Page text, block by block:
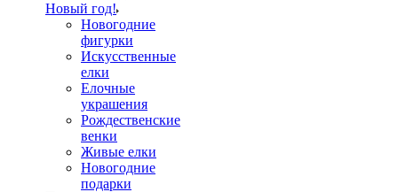
Новый год!
Новогодние
фигурки
Искусственные
елки
Елочные
украшения
Рождественские
венки
Живые елки
Новогодние
подарки